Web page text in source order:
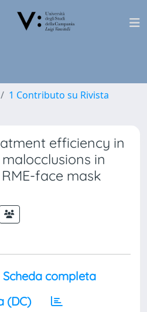
1 Contributo su Rivista
efficiency in
in
face mask
Scheda completa
(DC)